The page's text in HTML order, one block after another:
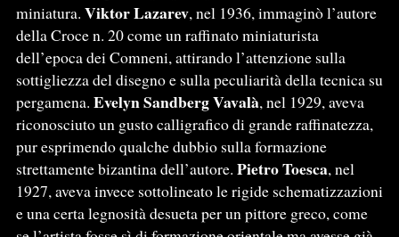
miniatura. Viktor Lazarev, nel 1936, immaginò l’autore
della Croce n. 20 come un raffinato miniaturista
dell’epoca dei Comneni, attirando l’attenzione sulla
sottigliezza del disegno e sulla peculiarità della tecnica su
pergamena. Evelyn Sandberg Vavalà, nel 1929, aveva
riconosciuto un gusto calligrafico di grande raffinatezza,
pur esprimendo qualche dubbio sulla formazione
strettamente bizantina dell’autore. Pietro Toesca, nel
1927, aveva invece sottolineato le rigide schematizzazioni
e una certa legnosità desueta per un pittore greco, come